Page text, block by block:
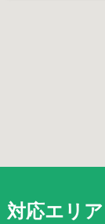
対応エリア